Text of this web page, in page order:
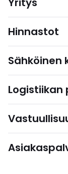
Hinnastot
Sähköinen
Logistiikan